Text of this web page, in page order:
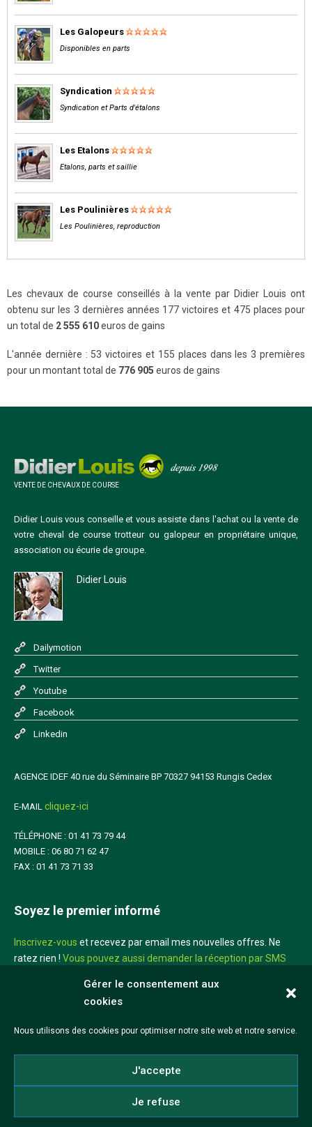
Gérer le consentement aux
cookies
Nous utilisons des cookies pour optimiser notre site web et notre service.
J'accepte
Je refuse
Les Galopeurs
Disponibles en parts
Syndication
Syndication et Parts d'étalons
Les Etalons
Etalons, parts et saillie
Les Poulinières
Les Poulinières, reproduction
Les chevaux de course conseillés à la vente par Didier Louis ont
obtenu sur les 3 dernières années 177 victoires et 475 places pour
un total de 2 555 610euros de gains
L'année dernière : 53 victoires et 155 places dans les 3 premières
pour un montant total de 776 905 euros de gains
VENTE DE CHEVAUX DE COURSE
Didier Louis vous conseille et vous assiste dans l'achat ou la vente de
votre cheval de course trotteur ou galopeur en propriétaire unique,
association ou écurie de groupe.
Didier Louis
Dailymotion
Twitter
Youtube
Facebook
Linkedin
AGENCE IDEF 40 rue du Séminaire BP 70327 94153 Rungis Cedex
E-MAIL cliquez-ici
TÉLÉPHONE : 01 41 73 79 44
MOBILE : 06 80 71 62 47
FAX : 01 41 73 71 33
Soyez le premier informé
Inscrivez-vous et recevez par email mes nouvelles offres. Ne
ratez rien ! Vous pouvez aussi demander la réception par SMS
Mentions légales CGV
Réalisation iadeo
Politique de cookies (UE)